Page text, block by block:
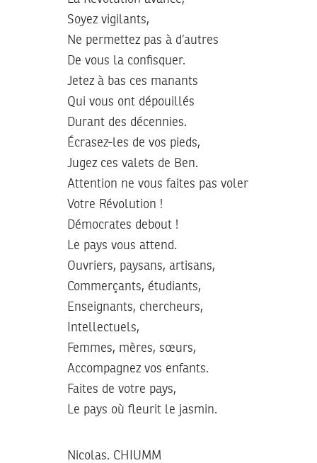
Soyez vigilants,
Ne permettez pas à d’autres
De vous la confisquer.
Jetez à bas ces manants
Qui vous ont dépouillés
Durant des décennies.
Écrasez-les de vos pieds,
Jugez ces valets de Ben.
Attention ne vous faites pas voler
Votre Révolution !
Démocrates debout !
Le pays vous attend.
Ouvriers, paysans, artisans,
Commerçants, étudiants,
Enseignants, chercheurs,
Intellectuels,
Femmes, mères, sœurs,
Accompagnez vos enfants.
Faites de votre pays,
Le pays où fleurit le jasmin.
Nicolas. CHIUMM